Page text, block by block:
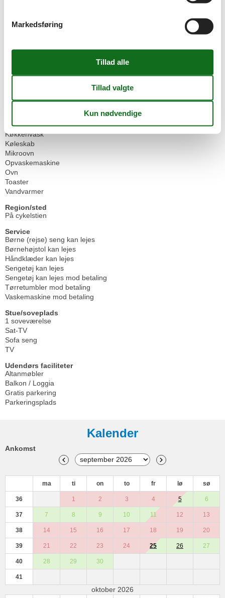
Stue
Komfur (4 kogeplader)
Køkkenvask
Køleskab
Mikroovn
Opvaskemaskine
Ovn
Toaster
Vandvarmer
Region/sted
På cykelstien
Service
Børne (rejse) seng kan lejes
Børnehøjstol kan lejes
Håndklæder kan lejes
Sengetøj kan lejes
Sengetøj kan lejes mod betaling
Tørretumbler mod betaling
Vaskemaskine mod betaling
Stue/soveplads
1 soveværelse
Sat-TV
Sofa seng
TV
Udendørs faciliteter
Altanmøbler
Balkon / Loggia
Gratis parkering
Parkeringsplads
Kalender
Ankomst
ma ti on to fr lø sø
36 1 2 3 4 5 6
37 7 8 9 10 11 12 13
38 14 15 16 17 18 19 20
39 21 22 23 24 25 26 27
40 28 29 30
41
oktober 2026
Markedsføring